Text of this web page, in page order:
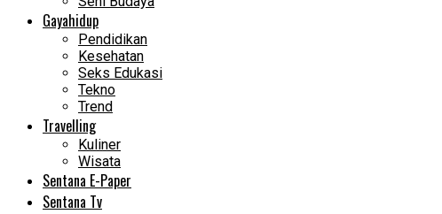
Gayahidup
Pendidikan
Kesehatan
Seks Edukasi
Tekno
Trend
Travelling
Kuliner
Wisata
Sentana E-Paper
Sentana Tv